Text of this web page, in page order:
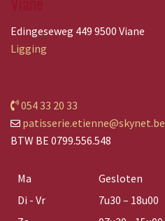
Edingeseweg 449 9500 Viane
Ligging
054 33 20 33
patisserie.etienne@skynet.be
BTW BE 0799.556.548
Ma
Gesloten
Di - Vr
7u30 – 18u00